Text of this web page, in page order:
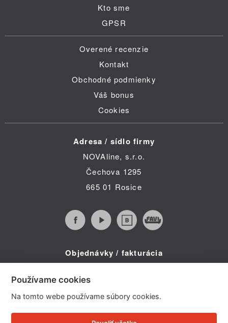
Kto sme
GPSR
Overené recenzie
Kontakt
Obchodné podmienky
Váš bonus
Cookies
Adresa / sídlo firmy
NOVAline, s.r.o.
Čechova 1295
665 01 Rosice
Objednávky / fakturácia
Telefon: +420 734 322 587
E-mail: info@novaline.cz
Používame cookies
Na tomto webe používame súbory cookies.